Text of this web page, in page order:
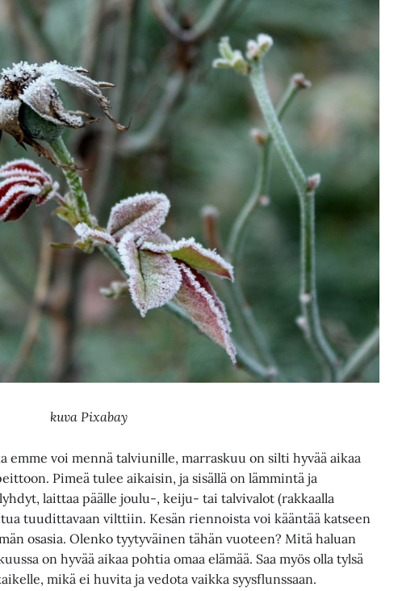
kuva Pixabay
emme voi mennä talviunille, marraskuu on silti hyvää aikaa
Pimeä tulee aikaisin, ja sisällä on lämmintä ja
laittaa päälle joulu-, keiju- tai talvivalot (rakkaalla
tuudittavaan vilttiin. Kesän riennoista voi kääntää katseen
osasia. Olenko tyytyväinen tähän vuoteen? Mitä haluan
on hyvää aikaa pohtia omaa elämää. Saa myös olla tylsä
mikä ei huvita ja vedota vaikka syysflunssaan.